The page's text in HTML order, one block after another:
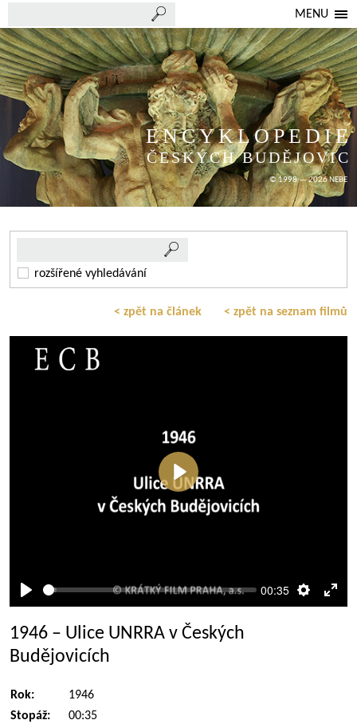
MENU
ENCYKLOPEDIE
ČESKÝCH BUDĚJOVIC
© 1998 — 2026 NEBE
rozšířené vyhledávání
< zpět na článek < zpět na seznam filmů
Přehrát
00:35
Přehrát
1946 – Ulice UNRRA v Českých
Budějovicích
Rok:
1946
Stopáž:
00:35